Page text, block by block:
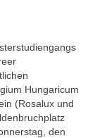
Hungaricum
(Rosalux und
den